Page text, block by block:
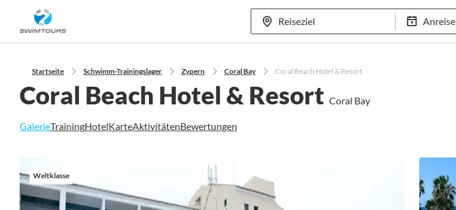
Anreise
Mehr als 80 Standorte 97,8% Weiterempfehlungsrate
Startseite Schwimm-Trainingslager Zypern Coral Bay Coral Beach Hotel & Resort
Coral Beach Hotel & Resort Coral Bay
GalerieTrainingHotelKarteAktivitätenBewertungen
Ende
der
Bildgalerie
Weltklasse